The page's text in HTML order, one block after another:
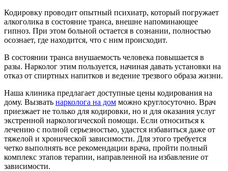
Кодировку проводит опытный психиатр, который погружает
алкоголика в состояние транса, внешне напоминающее
гипноз. При этом больной остается в сознании, полностью
осознает, где находится, что с ним происходит.
В состоянии транса внушаемость человека повышается в
разы. Нарколог этим пользуется, начиная давать установки на
отказ от спиртных напитков и ведение трезвого образа жизни.
Наша клиника предлагает доступные цены кодирования на
дому. Вызвать нарколога на дом можно круглосуточно. Врач
приезжает не только для кодировки, но и для оказания услуг
экстренной наркологической помощи. Если относиться к
лечению с полной серьезностью, удастся избавиться даже от
тяжелой и хронической зависимости. Для этого требуется
четко выполнять все рекомендации врача, пройти полный
комплекс этапов терапии, направленной на избавление от
зависимости.